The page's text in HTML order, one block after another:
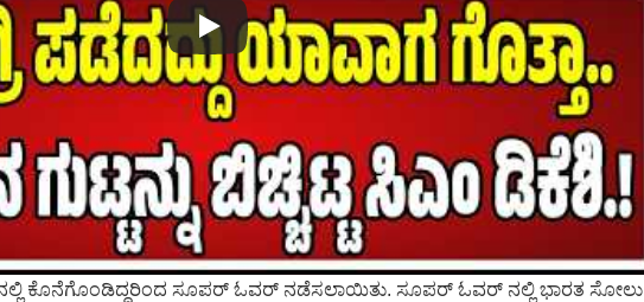
ಕೊನೆಗೊಂಡಿದ್ದರಿಂದ ಸೂಪರ್ ಓವರ್‌ ನಡೆಸಲಾಯಿತು. ಸೂಪರ್ ಓವರ್ ನಲ್ಲಿ ಭಾರತ ಸೋಲು